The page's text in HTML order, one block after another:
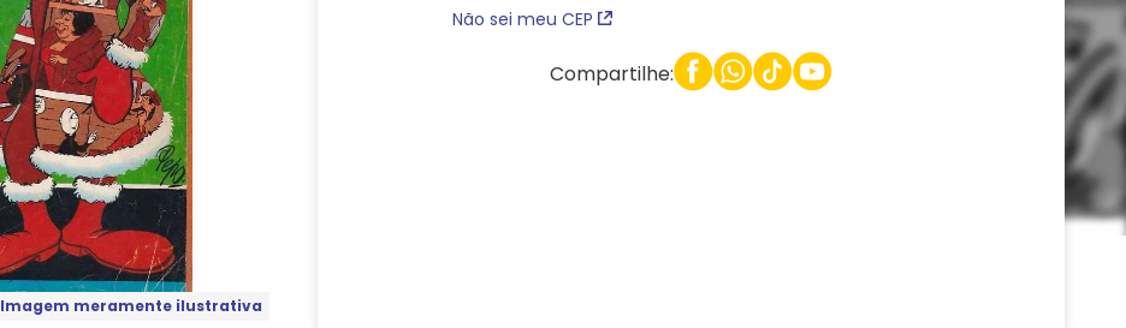
Imagem meramente ilustrativa
Não sei meu CEP
Compartilhe: